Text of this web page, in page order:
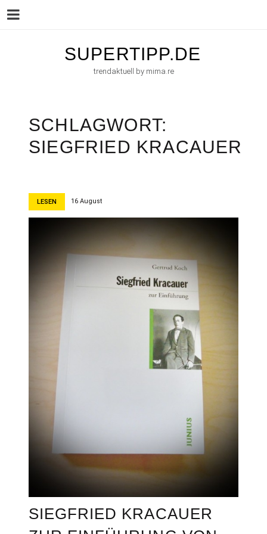
SUPERTIPP.DE
trendaktuell by mima.re
SCHLAGWORT:
SIEGFRIED KRACAUER
LESEN 16 August
SIEGFRIED KRACAUER
Menu